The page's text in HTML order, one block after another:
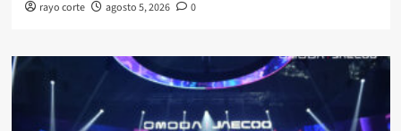
rayo corte agosto 5, 2026 0